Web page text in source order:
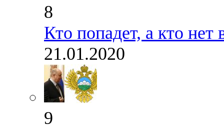
8
Кто попадет, а кто
21.01.2020
9